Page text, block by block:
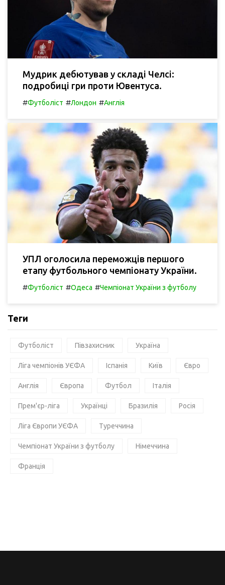
Мудрик дебютував у складі Челсі:
подробиці гри проти Ювентуса.
#Футболіст #Лондон #Англія
УПЛ оголосила переможців першого
етапу футбольного чемпіонату України.
#Футболіст #Одеса #Чемпіонат України з футболу
Теги
Футболіст Півзахисник Україна
Ліга чемпіонів УЄФА Іспанія Київ Євро
Англія Європа Футбол Італія
Прем'єр-ліга Українці Бразилія Росія
Ліга Європи УЄФА Туреччина
Чемпіонат України з футболу Німеччина
Франція